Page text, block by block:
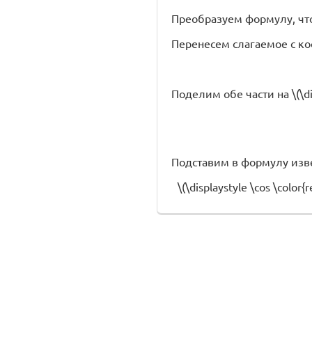
Преобразуем формулу,
Перенесем слагаемое с
Поделим обе части на
Подставим в формулу
\(\displaystyle \cos